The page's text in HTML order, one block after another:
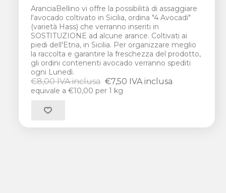
AranciaBellino vi offre la possibilità di assaggiare
l'avocado coltivato in Sicilia, ordina "4 Avocadi"
(varietà Hass) che verranno inseriti in
SOSTITUZIONE ad alcune arance. Coltivati ai
piedi dell'Etna, in Sicilia. Per organizzare meglio
la raccolta e garantire la freschezza del prodotto,
gli ordini contenenti avocado verranno spediti
ogni Lunedì.
€8,00 IVA inclusa €7,50 IVA inclusa
equivale a €10,00 per 1 kg